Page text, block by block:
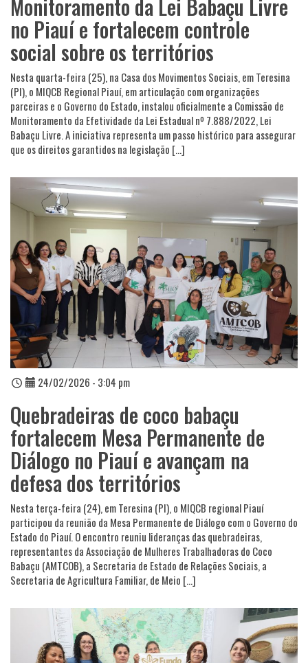
Monitoramento da Lei Babaçu Livre
no Piauí e fortalecem controle
social sobre os territórios
Nesta quarta-feira (25), na Casa dos Movimentos Sociais, em Teresina
(PI), o MIQCB Regional Piauí, em articulação com organizações
parceiras e o Governo do Estado, instalou oficialmente a Comissão de
Monitoramento da Efetividade da Lei Estadual nº 7.888/2022, Lei
Babaçu Livre. A iniciativa representa um passo histórico para assegurar
que os direitos garantidos na legislação […]
24/02/2026 - 3:04 pm
Quebradeiras de coco babaçu
fortalecem Mesa Permanente de
Diálogo no Piauí e avançam na
defesa dos territórios
Nesta terça-feira (24), em Teresina (PI), o MIQCB regional Piauí
participou da reunião da Mesa Permanente de Diálogo com o Governo do
Estado do Piauí. O encontro reuniu lideranças das quebradeiras,
representantes da Associação de Mulheres Trabalhadoras do Coco
Babaçu (AMTCOB), a Secretaria de Estado de Relações Sociais, a
Secretaria de Agricultura Familiar, de Meio […]